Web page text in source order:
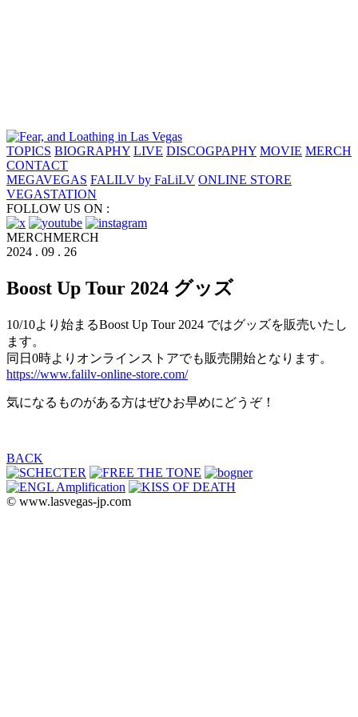
TOPICS BIOGRAPHY LIVE DISCOGPAPHY MOVIE MERCH
CONTACT
MEGAVEGAS FALILV by FaLiLV ONLINE STORE
VEGASTATION
FOLLOW US ON :
MERCHMERCH
2024 . 09 . 26
Boost Up Tour 2024 グッズ
10/10より始まるBoost Up Tour 2024 ではグッズを販売いたし
ます。
同日0時よりオンラインストアでも販売開始となります。
https://www.falilv-online-store.com/
気になるものがある方はぜひお早めにどうぞ！
BACK
© www.lasvegas-jp.com